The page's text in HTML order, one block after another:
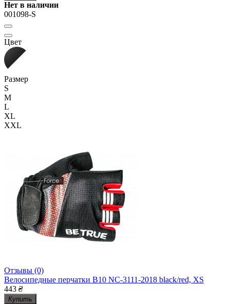
Нет в наличии
001098-S
Цвет
Размер
S
M
L
XL
XXL
Отзывы (0)
Велосипедные перчатки B10 NC-3111-2018 black/red, XS
443 ₴
Купить